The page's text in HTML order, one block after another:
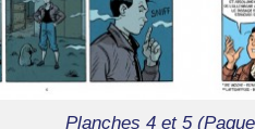
Planches 4 et 5